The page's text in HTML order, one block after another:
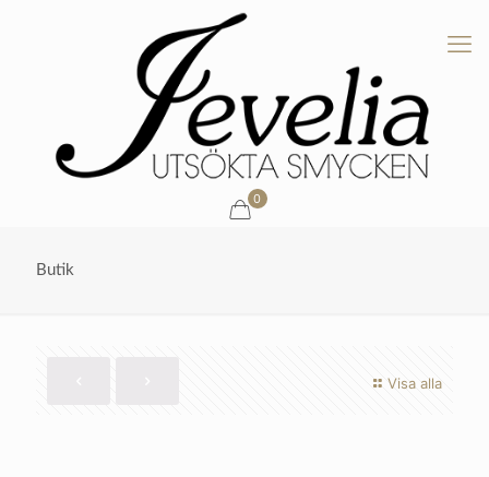
0
Butik
Visa alla